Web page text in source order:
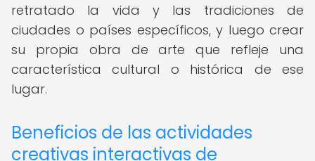
retratado la vida y las tradiciones de
ciudades o países específicos, y luego crear
su propia obra de arte que refleje una
característica cultural o histórica de ese
lugar.
Beneficios de las actividades
creativas interactivas de